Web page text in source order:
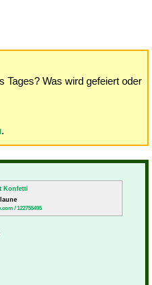
Tages? Was wird gefeiert oder
.
/ 122755495